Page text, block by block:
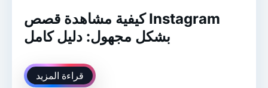
كيفية مشاهدة قصص Instagram
بشكل مجهول: دليل كامل
قراءة المزيد